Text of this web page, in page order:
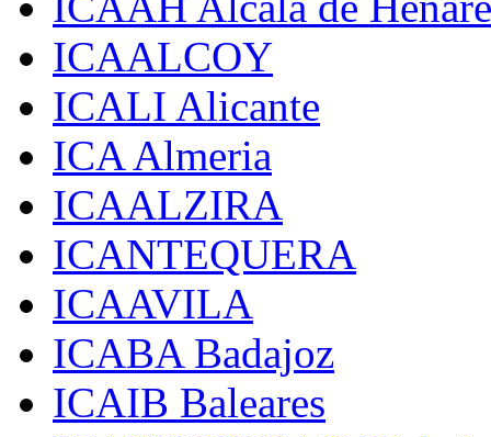
ICAALCOY
ICALI Alicante
ICA Almeria
ICAALZIRA
ICANTEQUERA
ICAAVILA
ICABA Badajoz
ICAIB Baleares